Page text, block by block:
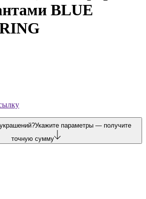
BLUE
Укажите параметры — получите
точную сумму